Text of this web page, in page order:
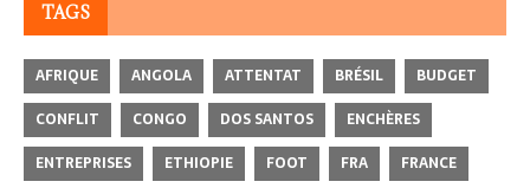
TAGS
AFRIQUE ANGOLA ATTENTAT BRÉSIL
BUDGET
CONFLIT
CONGO DOS SANTOS
ENCHÈRES
ENTREPRISES
ETHIOPIE FOOT FRA
FRANCE